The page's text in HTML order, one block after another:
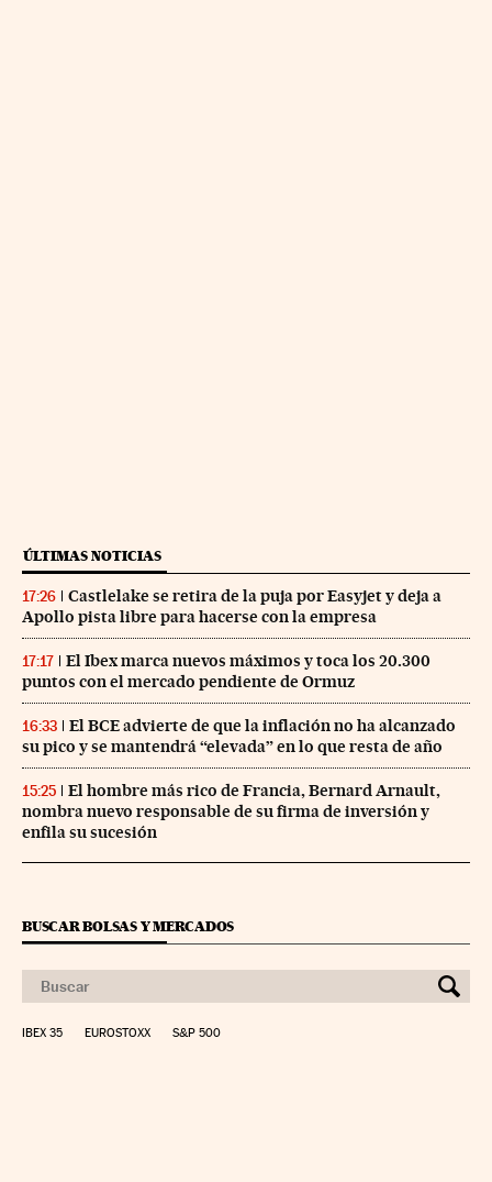
ÚLTIMAS NOTICIAS
17:26
Castlelake se retira de la puja por Easyjet y deja a
Apollo pista libre para hacerse con la empresa
17:17
El Ibex marca nuevos máximos y toca los 20.300
puntos con el mercado pendiente de Ormuz
16:33
El BCE advierte de que la inflación no ha alcanzado
su pico y se mantendrá “elevada” en lo que resta de año
15:25
El hombre más rico de Francia, Bernard Arnault,
nombra nuevo responsable de su firma de inversión y
enfila su sucesión
BUSCAR BOLSAS Y MERCADOS
IBEX 35 EUROSTOXX S&P 500